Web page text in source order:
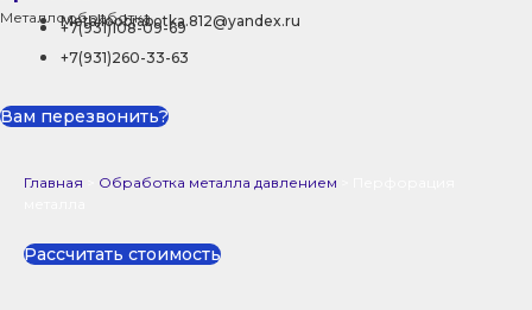
Металлообработка
Metalloobrabotka.812@yandex.ru
+7(931)108-09-69
+7(931)260-33-63
Вам перезвонить?
Главная Обработка металла давлением
Рассчитать стоимость